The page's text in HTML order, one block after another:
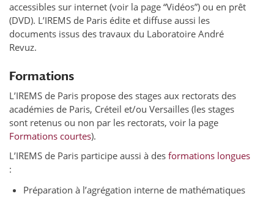
accessibles sur internet (voir la page “Vidéos”) ou en prêt
(DVD). L’IREMS de Paris édite et diffuse aussi les
documents issus des travaux du Laboratoire André
Revuz.
Formations
L’IREMS de Paris propose des stages aux rectorats des
académies de Paris, Créteil et/ou Versailles (les stages
sont retenus ou non par les rectorats, voir la page
Formations courtes).
L’IREMS de Paris participe aussi à des formations longues
:
Préparation à l’agrégation interne de mathématiques